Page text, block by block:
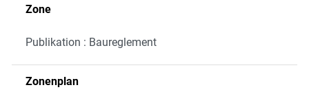
Zone
Publikation : Baureglement
Zonenplan